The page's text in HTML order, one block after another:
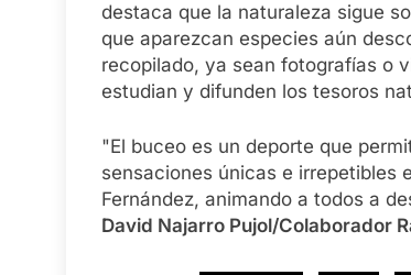
destaca que la naturaleza sigue
que aparezcan especies aún
recopilado, ya sean fotografías o
estudian y difunden los tesoros
"El buceo es un deporte que
sensaciones únicas e irrepetibles
Fernández, animando a todos a
David Najarro Pujol/Colaborador